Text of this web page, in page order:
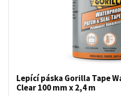
Lepící páska Gorilla Tape
Clear 100 mm x 2,4 m